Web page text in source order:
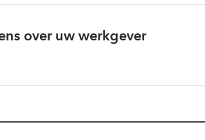
over uw werkgever